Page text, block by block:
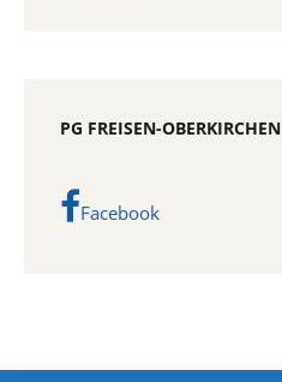
PG FREISEN-OBERKIRCHEN
Facebook